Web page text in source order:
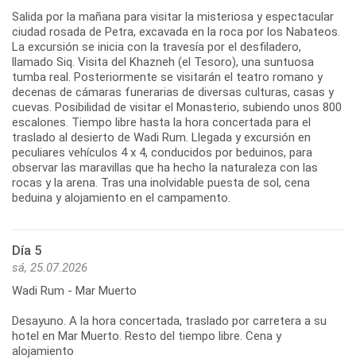
Salida por la mañana para visitar la misteriosa y espectacular
ciudad rosada de Petra, excavada en la roca por los Nabateos.
La excursión se inicia con la travesía por el desfiladero,
llamado Siq. Visita del Khazneh (el Tesoro), una suntuosa
tumba real. Posteriormente se visitarán el teatro romano y
decenas de cámaras funerarias de diversas culturas, casas y
cuevas. Posibilidad de visitar el Monasterio, subiendo unos 800
escalones. Tiempo libre hasta la hora concertada para el
traslado al desierto de Wadi Rum. Llegada y excursión en
peculiares vehículos 4 x 4, conducidos por beduinos, para
observar las maravillas que ha hecho la naturaleza con las
rocas y la arena. Tras una inolvidable puesta de sol, cena
beduina y alojamiento en el campamento.
Día 5
sá, 25.07.2026
Wadi Rum - Mar Muerto
Desayuno. A la hora concertada, traslado por carretera a su
hotel en Mar Muerto. Resto del tiempo libre. Cena y
alojamiento